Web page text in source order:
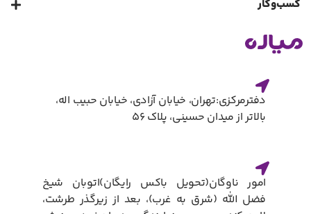
کسب‌و‌کار
دفترمرکزی:تهران، خیابان آزادی، خیابان حبیب اله،
بالاتر از میدان حسینی، پلاک ۵۶
امور ناوگان(تحویل باکس رایگان)​اتوبان شیخ
فضل الله (شرق به غرب)، بعد از زیرگذر طرشت،